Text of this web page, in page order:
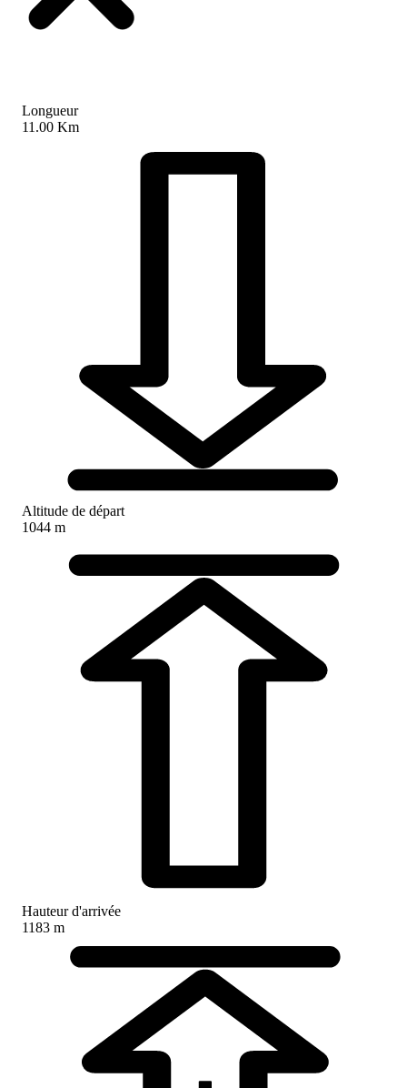
Longueur
11.00 Km
Altitude de départ
1044 m
Hauteur d'arrivée
1183 m